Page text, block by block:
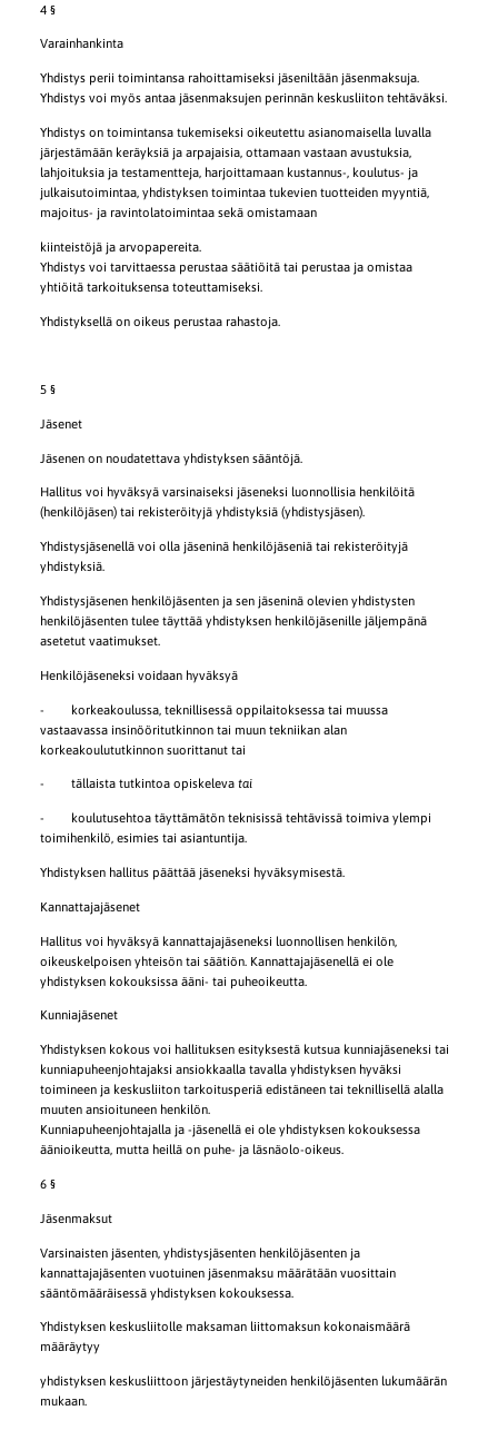
4 §
Varainhankinta
Yhdistys perii toimintansa rahoittamiseksi jäseniltään jäsenmaksuja.
Yhdistys voi myös antaa jäsenmaksujen perinnän keskusliiton tehtäväksi.
Yhdistys on toimintansa tukemiseksi oikeutettu asianomaisella luvalla
järjestämään keräyksiä ja arpajaisia, ottamaan vastaan avustuksia,
lahjoituksia ja testamentteja, harjoittamaan kustannus-, koulutus- ja
julkaisutoimintaa, yhdistyksen toimintaa tukevien tuotteiden myyntiä,
majoitus- ja ravintolatoimintaa sekä omistamaan
kiinteistöjä ja arvopapereita.
Yhdistys voi tarvittaessa perustaa säätiöitä tai perustaa ja omistaa
yhtiöitä tarkoituksensa toteuttamiseksi.
Yhdistyksellä on oikeus perustaa rahastoja.
5 §
Jäsenet
Jäsenen on noudatettava yhdistyksen sääntöjä.
Hallitus voi hyväksyä varsinaiseksi jäseneksi luonnollisia henkilöitä
(henkilöjäsen) tai rekisteröityjä yhdistyksiä (yhdistysjäsen).
Yhdistysjäsenellä voi olla jäseninä henkilöjäseniä tai rekisteröityjä
yhdistyksiä.
Yhdistysjäsenen henkilöjäsenten ja sen jäseninä olevien yhdistysten
henkilöjäsenten tulee täyttää yhdistyksen henkilöjäsenille jäljempänä
asetetut vaatimukset.
Henkilöjäseneksi voidaan hyväksyä
- korkeakoulussa, teknillisessä oppilaitoksessa tai muussa
vastaavassa insinööritutkinnon tai muun tekniikan alan
korkeakoulututkinnon suorittanut tai
- tällaista tutkintoa opiskeleva tai
- koulutusehtoa täyttämätön teknisissä tehtävissä toimiva ylempi
toimihenkilö, esimies tai asiantuntija.
Yhdistyksen hallitus päättää jäseneksi hyväksymisestä.
Kannattajajäsenet
Hallitus voi hyväksyä kannattajajäseneksi luonnollisen henkilön,
oikeuskelpoisen yhteisön tai säätiön. Kannattajajäsenellä ei ole
yhdistyksen kokouksissa ääni- tai puheoikeutta.
Kunniajäsenet
Yhdistyksen kokous voi hallituksen esityksestä kutsua kunniajäseneksi tai
kunniapuheenjohtajaksi ansiokkaalla tavalla yhdistyksen hyväksi
toimineen ja keskusliiton tarkoitusperiä edistäneen tai teknillisellä alalla
muuten ansioituneen henkilön.
Kunniapuheenjohtajalla ja -jäsenellä ei ole yhdistyksen kokouksessa
äänioikeutta, mutta heillä on puhe- ja läsnäolo-oikeus.
6 §
Jäsenmaksut
Varsinaisten jäsenten, yhdistysjäsenten henkilöjäsenten ja
kannattajajäsenten vuotuinen jäsenmaksu määrätään vuosittain
sääntömääräisessä yhdistyksen kokouksessa.
Yhdistyksen keskusliitolle maksaman liittomaksun kokonaismäärä
määräytyy
yhdistyksen keskusliittoon järjestäytyneiden henkilöjäsenten lukumäärän
mukaan.